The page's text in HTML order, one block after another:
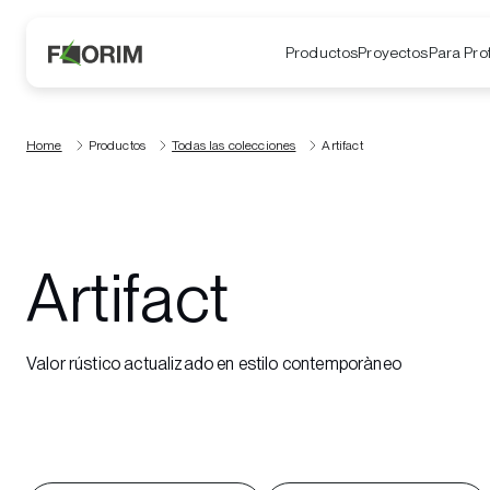
ProductosProyectosPara
Home Productos Todas las colecciones Artifact
Artifact
Valor rústico actualizado en estilo contemporàneo